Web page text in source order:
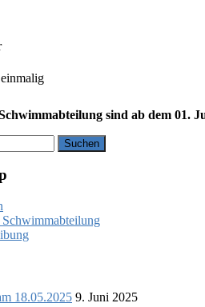
sind ab dem 01.
Schwimmabteilung
18.05.2025 9. Juni 2025